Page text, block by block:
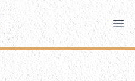
マンド
ら創業100年の安心 ペイン
マンド